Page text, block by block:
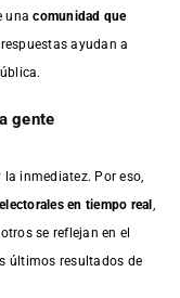
unacomunidad que
respuestas ayudan a
gente
inmediatez. Por eso,
en tiempo real
se reflejan en el
últimos resultados de